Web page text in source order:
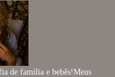
de família e bebês!Meus